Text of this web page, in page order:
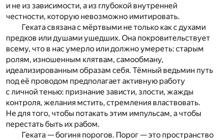
и не из зависимости, а из глубокой внутренней
честности, которую невозможно имитировать.
Геката связана с мёртвыми не только как с духами
предков или душами ушедших. Она покровительствует
всему, что в нас умерло или должно умереть: старым
ролям, изношенным клятвам, самообману,
идеализированным образам себя. Тёмный ведьмин путь
под её проводом предполагает активную работу
с личной тенью: признание зависти, злости, жажды
контроля, желания мстить, стремления властвовать.
Не для того, чтобы потакать этим импульсам, а чтобы
перестать быть их рабом.
Геката — богиня порогов. Порог — это пространство